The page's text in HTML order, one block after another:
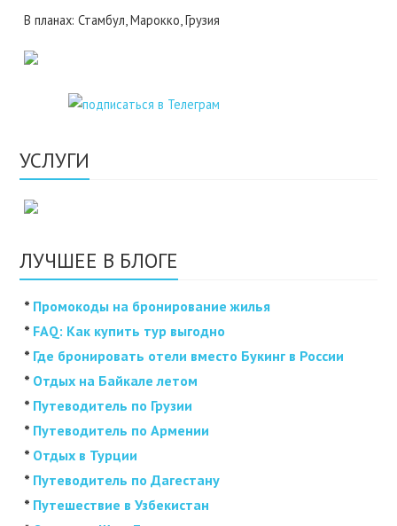
В планах: Стамбул, Марокко, Грузия
УСЛУГИ
ЛУЧШЕЕ В БЛОГЕ
* Промокоды на бронирование жилья
* FAQ: Как купить тур выгодно
* Где бронировать отели вместо Букинг в России
* Отдых на Байкале летом
* Путеводитель по Грузии
* Путеводитель по Армении
* Отдых в Турции
* Путеводитель по Дагестану
* Путешествие в Узбекистан